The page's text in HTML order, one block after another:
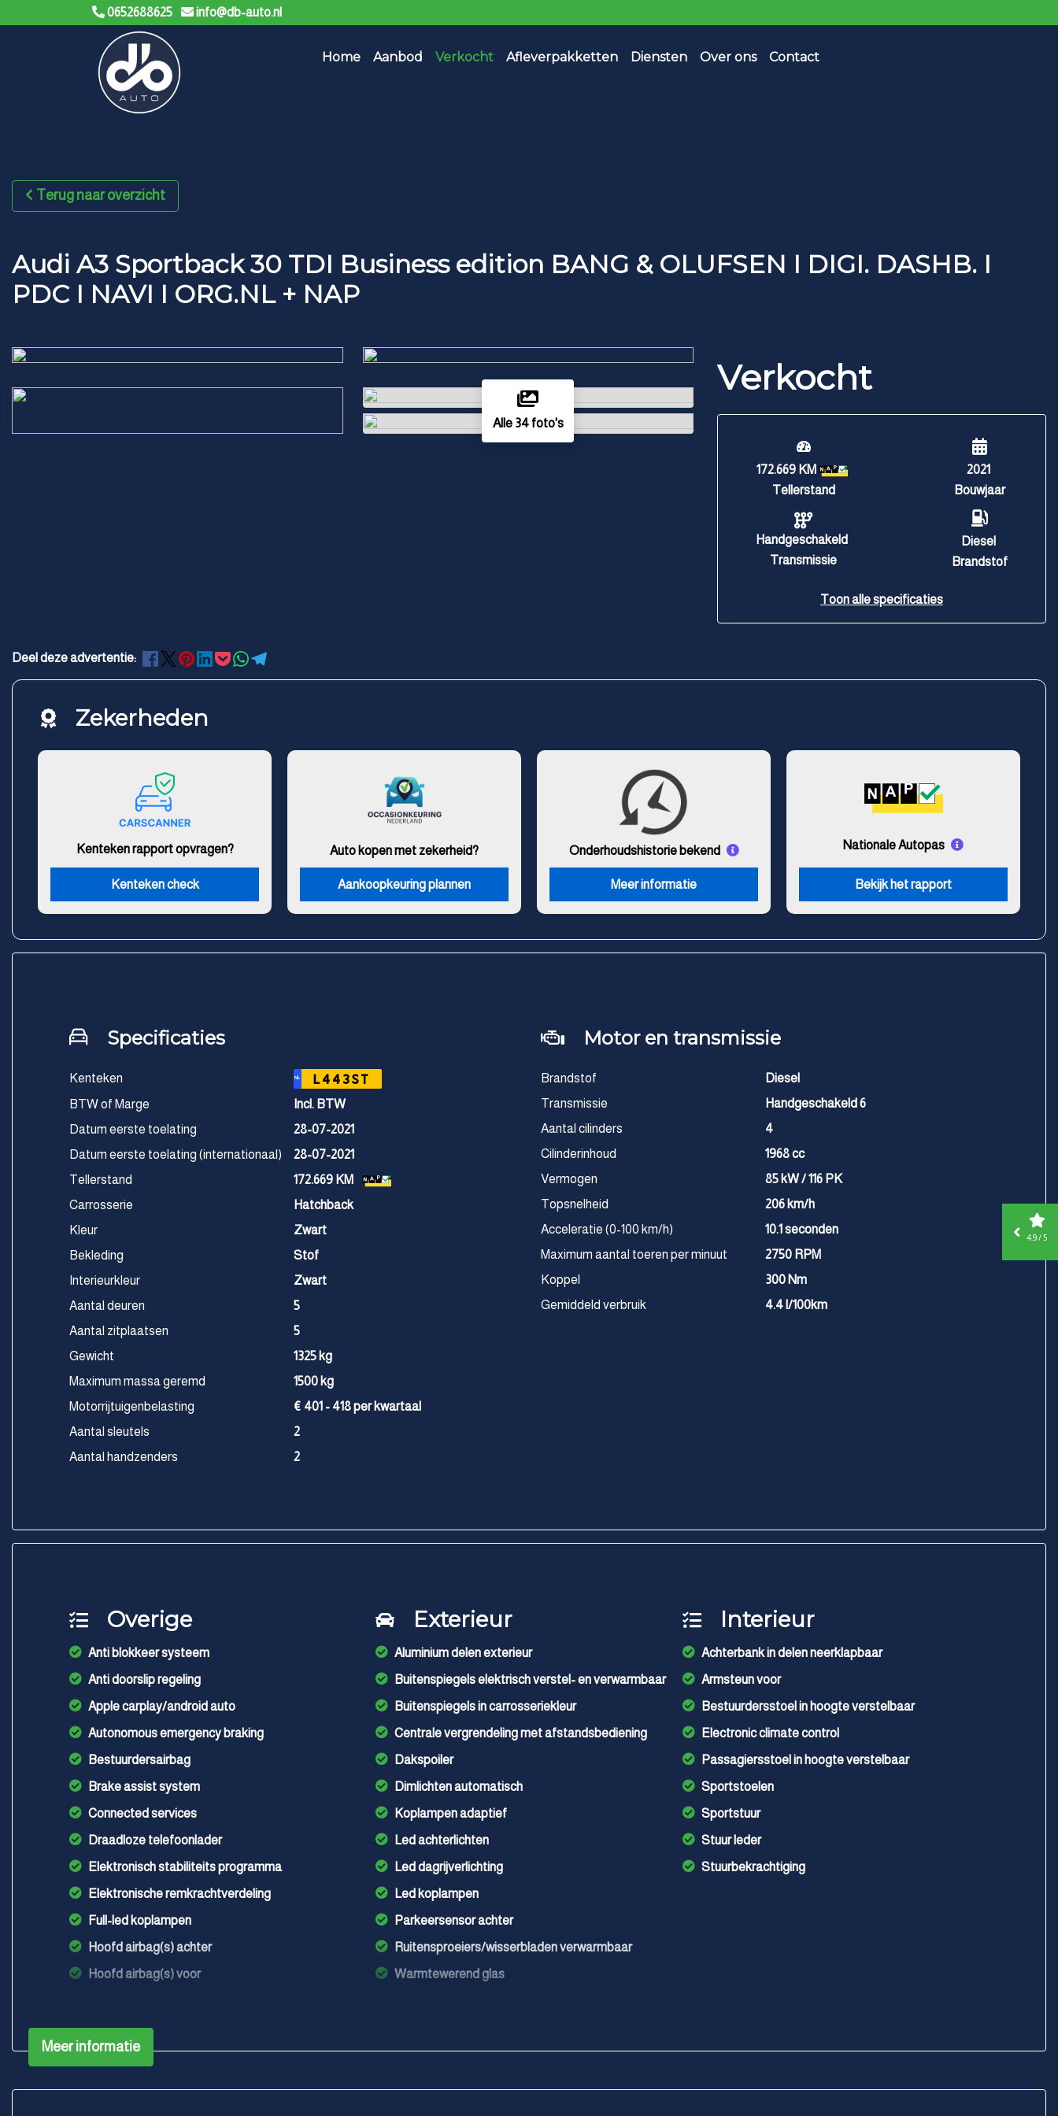
0652688625 info@db-auto.nl
Home Aanbod Verkocht Afleverpakketten Diensten Over ons Contact
Terug naar overzicht
Audi A3 Sportback 30 TDI Business edition BANG & OLUFSEN I DIGI. DASHB. I
PDC I NAVI I ORG.NL + NAP
Alle 34 foto's
Verkocht
172.669 KM
Tellerstand
Handgeschakeld
Transmissie
2021
Bouwjaar
Diesel
Brandstof
Toon alle specificaties
Deel deze advertentie:
Zekerheden
Kenteken rapport opvragen?
Kenteken check
Auto kopen met zekerheid?
Aankoopkeuring plannen
Onderhoudshistorie bekend
Meer informatie
Nationale Autopas
Bekijk het rapport
Specificaties
Kenteken NL L443ST
BTW of Marge
Incl. BTW
Datum eerste toelating
28-07-2021
Datum eerste toelating (internationaal)
28-07-2021
Tellerstand
172.669 KM
Carrosserie
Hatchback
Kleur
Zwart
Bekleding
Stof
Interieurkleur
Zwart
Aantal deuren
5
Aantal zitplaatsen
5
Gewicht
1325 kg
Maximum massa geremd
1500 kg
Motorrijtuigenbelasting
€ 401 - 418 per kwartaal
Aantal sleutels
2
Aantal handzenders
2
Motor en transmissie
Brandstof
Diesel
Transmissie
Handgeschakeld 6
Aantal cilinders
4
Cilinderinhoud
1968 cc
Vermogen
85 kW / 116 PK
Topsnelheid
206 km/h
Acceleratie (0-100 km/h)
10.1 seconden
Maximum aantal toeren per minuut
2750 RPM
Koppel
300 Nm
Gemiddeld verbruik
4.4 l/100km
Overige
Anti blokkeer systeem
Anti doorslip regeling
Apple carplay/android auto
Autonomous emergency braking
Bestuurdersairbag
Brake assist system
Connected services
Draadloze telefoonlader
Elektronisch stabiliteits programma
Elektronische remkrachtverdeling
Full-led koplampen
Hoofd airbag(s) achter
Hoofd airbag(s) voor
Passagiersairbag
Uitwijk assistent
Exterieur
Aluminium delen exterieur
Buitenspiegels elektrisch verstel- en verwarmbaar
Buitenspiegels in carrosseriekleur
Centrale vergrendeling met afstandsbediening
Dakspoiler
Dimlichten automatisch
Koplampen adaptief
Led achterlichten
Led dagrijverlichting
Led koplampen
Parkeersensor achter
Ruitensproeiers/wisserbladen verwarmbaar
Warmtewerend glas
Interieur
Achterbank in delen neerklapbaar
Armsteun voor
Bestuurdersstoel in hoogte verstelbaar
Electronic climate control
Passagiersstoel in hoogte verstelbaar
Sportstoelen
Sportstuur
Stuur leder
Stuurbekrachtiging
Meer informatie
4.9 / 5